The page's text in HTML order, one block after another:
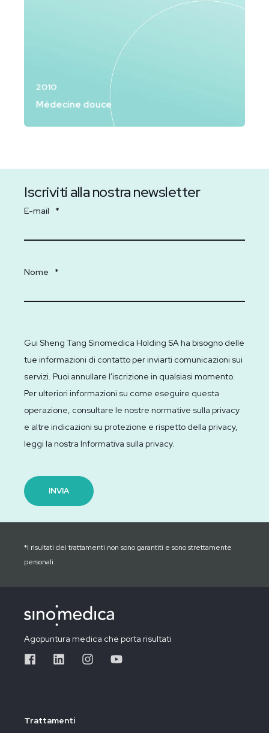
2010
Médecine douce
Iscriviti alla nostra newsletter
E-mail *
Nome *
Gui Sheng Tang Sinomedica Holding SA ha bisogno delle
tue informazioni di contatto per inviarti comunicazioni sui
servizi. Puoi annullare l'iscrizione in qualsiasi momento.
Per ulteriori informazioni su come eseguire questa
operazione, consultare le nostre normative sulla privacy
e altre indicazioni su protezione e rispetto della privacy,
leggi la nostra Informativa sulla privacy.
*I risultati dei trattamenti non sono garantiti e sono strettamente
personali.
Agopuntura medica che porta risultati
Trattamenti